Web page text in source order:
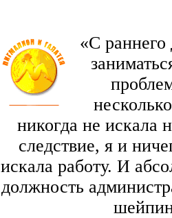
«С раннего
никогда не искала
следствие, я и
искала работу. И
должность